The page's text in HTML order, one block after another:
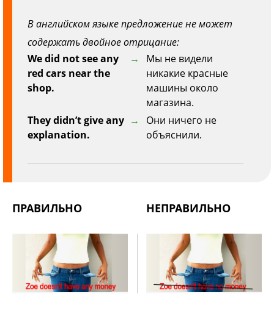
В английском языке предложение не может
содержать двойное отрицание:
We did not see any
red cars near the
shop.
Мы не видели
никакие красные
машины около
магазина.
They didn’t give any
explanation.
Они ничего не
объяснили.
ПРАВИЛЬНО НЕПРАВИЛЬНО